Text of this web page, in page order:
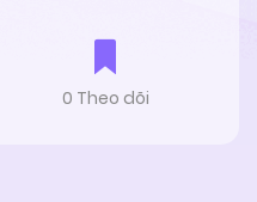
0 Theo dõi